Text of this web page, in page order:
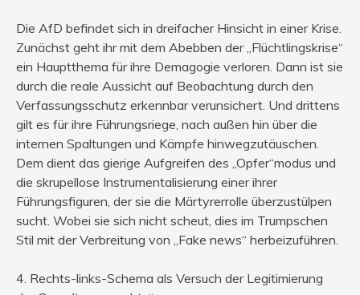
Die AfD befindet sich in dreifacher Hinsicht in einer Krise.
Zunächst geht ihr mit dem Abebben der „Flüchtlingskrise“
ein Hauptthema für ihre Demagogie verloren. Dann ist sie
durch die reale Aussicht auf Beobachtung durch den
Verfassungsschutz erkennbar verunsichert. Und drittens
gilt es für ihre Führungsriege, nach außen hin über die
internen Spaltungen und Kämpfe hinwegzutäuschen.
Dem dient das gierige Aufgreifen des „Opfer“modus und
die skrupellose Instrumentalisierung einer ihrer
Führungsfiguren, der sie die Märtyrerrolle überzustülpen
sucht. Wobei sie sich nicht scheut, dies im Trumpschen
Stil mit der Verbreitung von „Fake news“ herbeizuführen.
4. Rechts-links-Schema als Versuch der Legitimierung